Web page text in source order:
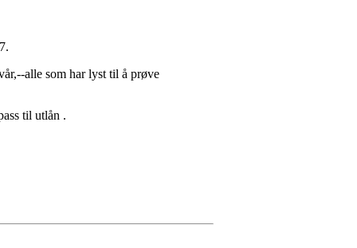
alle som har lyst til å prøve
til utlån .